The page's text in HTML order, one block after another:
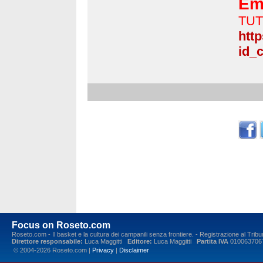
Focus on Roseto.com
Roseto.com - Il basket e la cultura dei campanili senza frontiere. - Registrazione al
Direttore responsabile: Luca Maggitti Editore: Luca Maggitti Partita IVA
© 2004-2026 Roseto.com | Privacy | Disclaimer